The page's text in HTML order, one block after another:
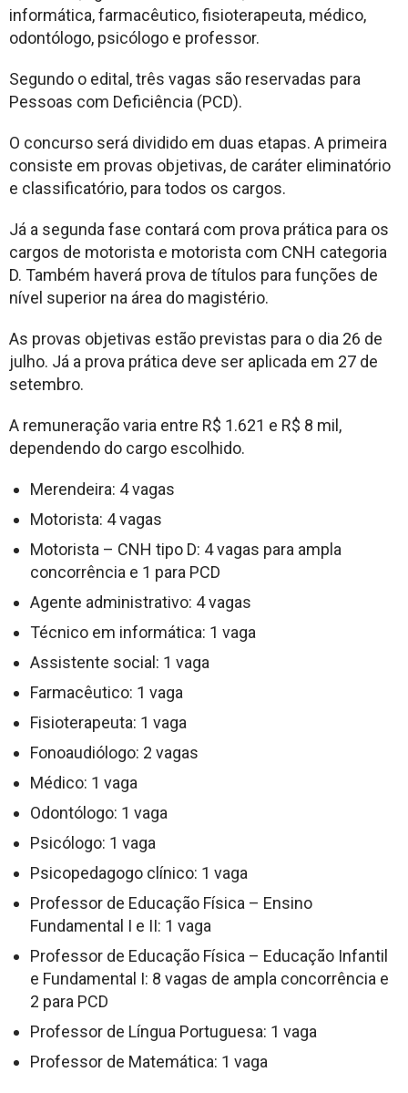
informática, farmacêutico, fisioterapeuta, médico,
odontólogo, psicólogo e professor.
Segundo o edital, três vagas são reservadas para
Pessoas com Deficiência (PCD).
O concurso será dividido em duas etapas. A primeira
consiste em provas objetivas, de caráter eliminatório
e classificatório, para todos os cargos.
Já a segunda fase contará com prova prática para os
cargos de motorista e motorista com CNH categoria
D. Também haverá prova de títulos para funções de
nível superior na área do magistério.
As provas objetivas estão previstas para o dia 26 de
julho. Já a prova prática deve ser aplicada em 27 de
setembro.
A remuneração varia entre R$ 1.621 e R$ 8 mil,
dependendo do cargo escolhido.
Merendeira: 4 vagas
Motorista: 4 vagas
Motorista – CNH tipo D: 4 vagas para ampla
concorrência e 1 para PCD
Agente administrativo: 4 vagas
Técnico em informática: 1 vaga
Assistente social: 1 vaga
Farmacêutico: 1 vaga
Fisioterapeuta: 1 vaga
Fonoaudiólogo: 2 vagas
Médico: 1 vaga
Odontólogo: 1 vaga
Psicólogo: 1 vaga
Psicopedagogo clínico: 1 vaga
Professor de Educação Física – Ensino
Fundamental I e II: 1 vaga
Professor de Educação Física – Educação Infantil
e Fundamental I: 8 vagas de ampla concorrência e
2 para PCD
Professor de Língua Portuguesa: 1 vaga
Professor de Matemática: 1 vaga